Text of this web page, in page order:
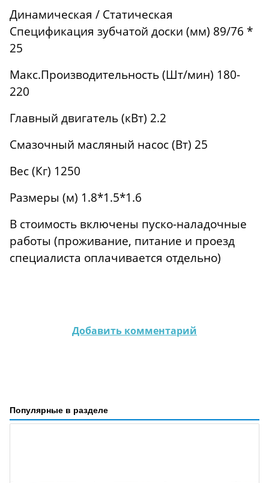
Динамическая / Статическая
Спецификация зубчатой доски (мм) 89/76 *
25
Макс.Производительность (Шт/мин) 180-
220
Главный двигатель (кВт) 2.2
Смазочный масляный насос (Вт) 25
Вес (Кг) 1250
Размеры (м) 1.8*1.5*1.6
В стоимость включены пуско-наладочные
работы (проживание, питание и проезд
специалиста оплачивается отдельно)
Добавить комментарий
Популярные в разделе